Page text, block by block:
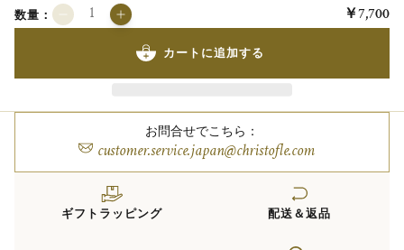
数量： ￥7,700
カートに追加する
お問合せでこちら：
customer.service.japan@christofle.com
ギフトラッピング 配送＆返品